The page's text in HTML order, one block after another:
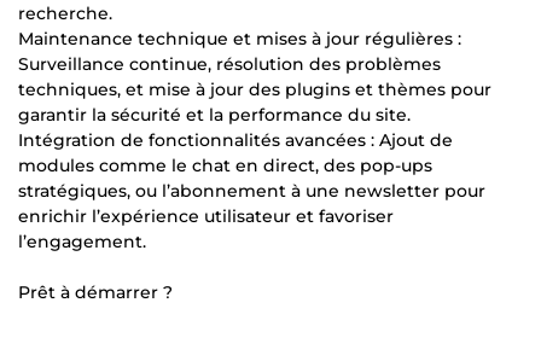
recherche.
Maintenance technique et mises à jour régulières :
Surveillance continue, résolution des problèmes
techniques, et mise à jour des plugins et thèmes pour
garantir la sécurité et la performance du site.
Intégration de fonctionnalités avancées : Ajout de
modules comme le chat en direct, des pop-ups
stratégiques, ou l’abonnement à une newsletter pour
enrichir l’expérience utilisateur et favoriser
l’engagement.
Prêt à démarrer ?